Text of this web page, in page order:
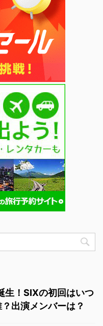
生！SIXの初回はいつ
出演メンバーは？